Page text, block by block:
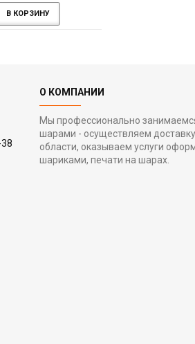
для мальчика
В КОРЗИНУ
О КОМПАНИИ
Мы профессионально
шарами - осуществляем
области, оказываем услуги
шариками, печати на шарах.